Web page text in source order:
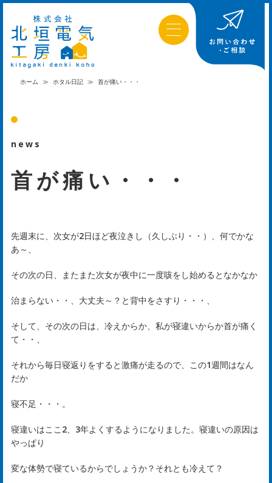
ホーム ≫ ホタル日記 ≫ 首が痛い・・・
news
首が痛い・・・
先週末に、次女が2日ほど夜泣きし（久しぶり・・）、何でかな
あ～、
その次の日、またまた次女が夜中に一度咳をし始めるとなかなか
治まらない・・、大丈夫～？と背中をさすり・・・、
そして、その次の日は、冷えからか、私が寝違いからか首が痛く
て・・、
それから毎日寝返りをすると激痛が走るので、この1週間はなん
だか
寝不足・・・。
寝違いはここ2、3年よくするようになりました。寝違いの原因は
やっぱり
変な体勢で寝ているからでしょうか？それとも冷えて？